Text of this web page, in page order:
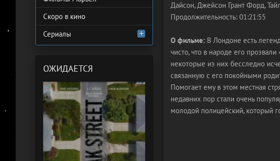
Дайсон, Джейсон Грант Форд,
Продолжительность: 01:21:55
О фильме: В Лондоне есть
чисто, что в народе его
некоторые из них бесследно
связанную с его покойными
Помогает ему в этом местная
недавних пор стали очень
молодой полицейский, который
Скоро в кино
Сериалы
ОЖИДАЕТСЯ